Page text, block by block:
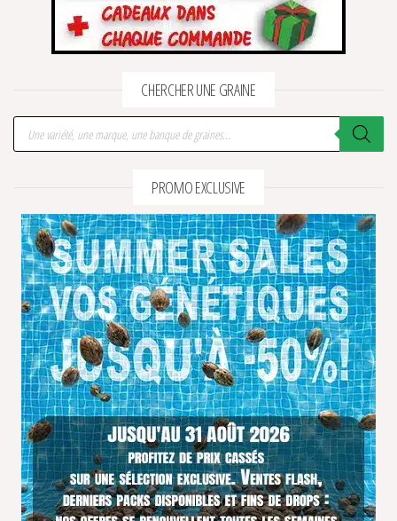
CHERCHER UNE GRAINE
Recherche de produits
PROMO EXCLUSIVE